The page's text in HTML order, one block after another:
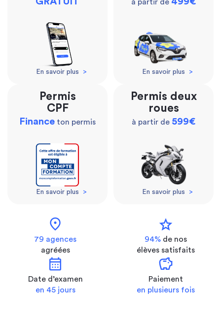
En savoir plus >
à partir de
En savoir plus >
Permis
CPF
Finance ton permis
En savoir plus >
Permis deux
roues
à partir de 599€
En savoir plus >
location_on
79 agences
agréées
star
94% de nos
élèves satisfaits
calendar_month
Date d’examen
en 45 jours
savings
Paiement
en plusieurs fois